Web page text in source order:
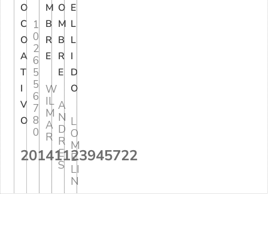
O
C
O
A
T
I
V
O
20141123945722
1
0
2
6
5
5
6
7
8
0
M
B
R
E
W
IL
M
A
R
O
M
B
R
E
A
N
D
R
E
S
E
L
L
I
D
O
L
O
M
E
LI
N